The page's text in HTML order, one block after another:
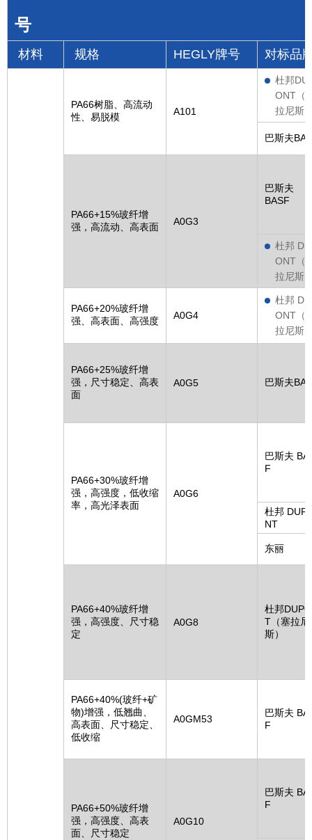
号
材料 规格 HEGLY牌号 对标品
PA66树脂、高流动
性、易脱模
A101
杜邦
ONT（
拉尼斯
巴斯夫
PA66+15%玻纤增
强，高流动、高表面
A0G3
巴斯夫
BASF
杜邦
ONT（
拉尼斯
PA66+20%玻纤增
强、高表面、高强度
A0G4
杜邦
ONT（
拉尼斯
PA66+25%玻纤增
强，尺寸稳定、高表
面
A0G5 巴斯夫
PA66+30%玻纤增
强，高强度，低收缩
率，高光泽表面
A0G6
巴斯夫
F
杜邦
NT
东丽
PA66+40%玻纤增
强，高强度、尺寸稳
定
A0G8
杜邦
T（塞拉尼
斯）
PA66+40%(玻纤+矿
物)增强，低翘曲、
高表面、尺寸稳定、
低收缩
A0GM53
巴斯夫
F
PA66+50%玻纤增
强，高强度、高表
面、尺寸稳定
A0G10
巴斯夫
F